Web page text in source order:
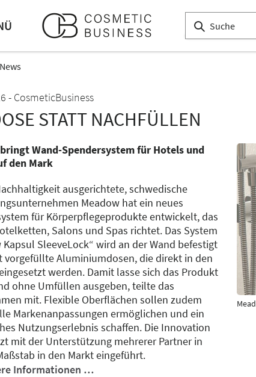
News
CosmeticBusiness
STATT NACHFÜLLEN
Wand-Spendersystem für Hotels und
den Mark
ausgerichtete, schwedische
Meadow hat ein neues
für Körperpflegeprodukte entwickelt, das
Salons und Spas richtet. Das System
Kapsul SleeveLock“ wird an der Wand befestigt
vorgefüllte Aluminiumdosen, die direkt in den
werden. Damit lasse sich das Produkt
ohne Umfüllen ausgeben, teilte das
mit. Flexible Oberflächen sollen zudem
Markenanpassungen ermöglichen und ein
Nutzungserlebnis schaffen. Die Innovation
mit der Unterstützung mehrerer Partner in
in den Markt eingeführt.
Informationen …